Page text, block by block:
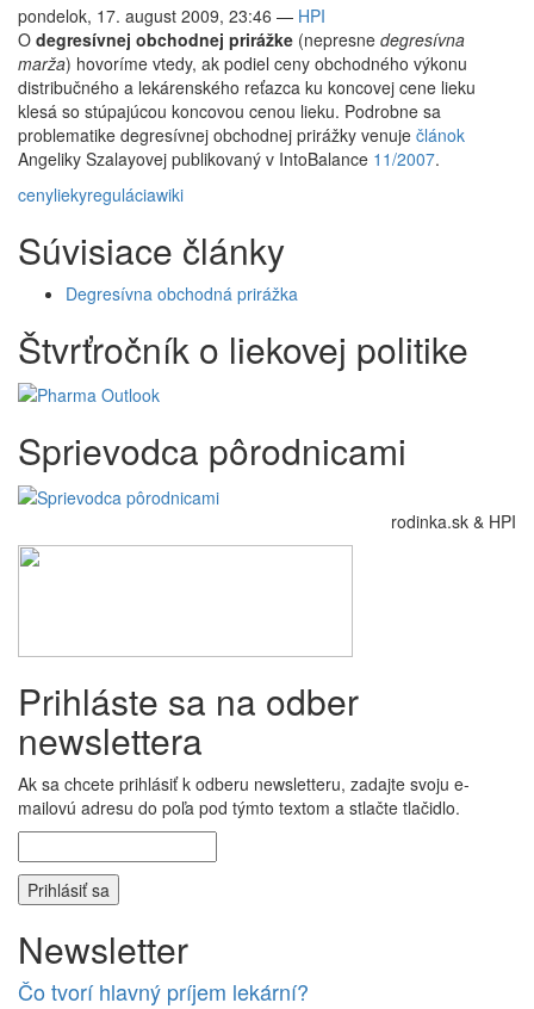
pondelok, 17. august 2009, 23:46 — HPI
O degresívnej obchodnej prirážke (nepresne degresívna
marža) hovoríme vtedy, ak podiel ceny obchodného výkonu
distribučného a lekárenského reťazca ku koncovej cene lieku
klesá so stúpajúcou koncovou cenou lieku. Podrobne sa
problematike degresívnej obchodnej prirážky venuje článok
Angeliky Szalayovej publikovaný v IntoBalance 11/2007.
cenyliekyreguláciawiki
Súvisiace články
Degresívna obchodná prirážka
Štvrťročník o liekovej politike
Sprievodca pôrodnicami
rodinka.sk & HPI
Prihláste sa na odber
newslettera
Ak sa chcete prihlásiť k odberu newsletteru, zadajte svoju e-
mailovú adresu do poľa pod týmto textom a stlačte tlačidlo.
Newsletter
Čo tvorí hlavný príjem lekární?